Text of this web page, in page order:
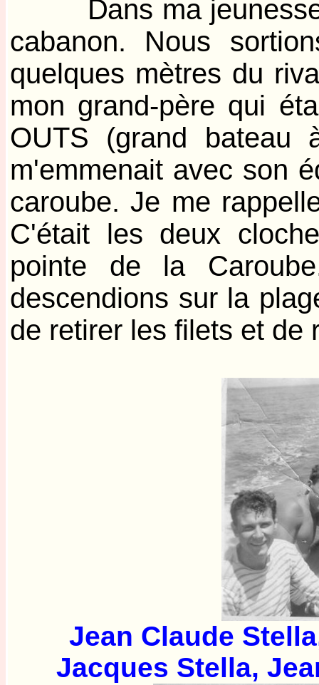
Dans ma jeunesse
cabanon. Nous
quelques mètres du
mon grand-père qui
OUTS (grand
m'emmenait avec son
caroube. Je me
C'était les deux
pointe de la
descendions sur la
de retirer les filets et de
Jean Claude
Jacques Stella,